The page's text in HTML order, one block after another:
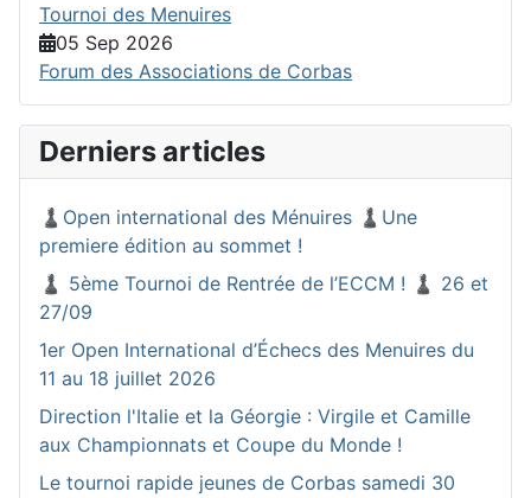
Tournoi des Menuires
05 Sep 2026
Forum des Associations de Corbas
Derniers articles
♟️Open international des Ménuires ♟️Une
premiere édition au sommet !
♟️ 5ème Tournoi de Rentrée de l’ECCM ! ♟️ 26 et
27/09
1er Open International d’Échecs des Menuires du
11 au 18 juillet 2026
Direction l'Italie et la Géorgie : Virgile et Camille
aux Championnats et Coupe du Monde !
Le tournoi rapide jeunes de Corbas samedi 30